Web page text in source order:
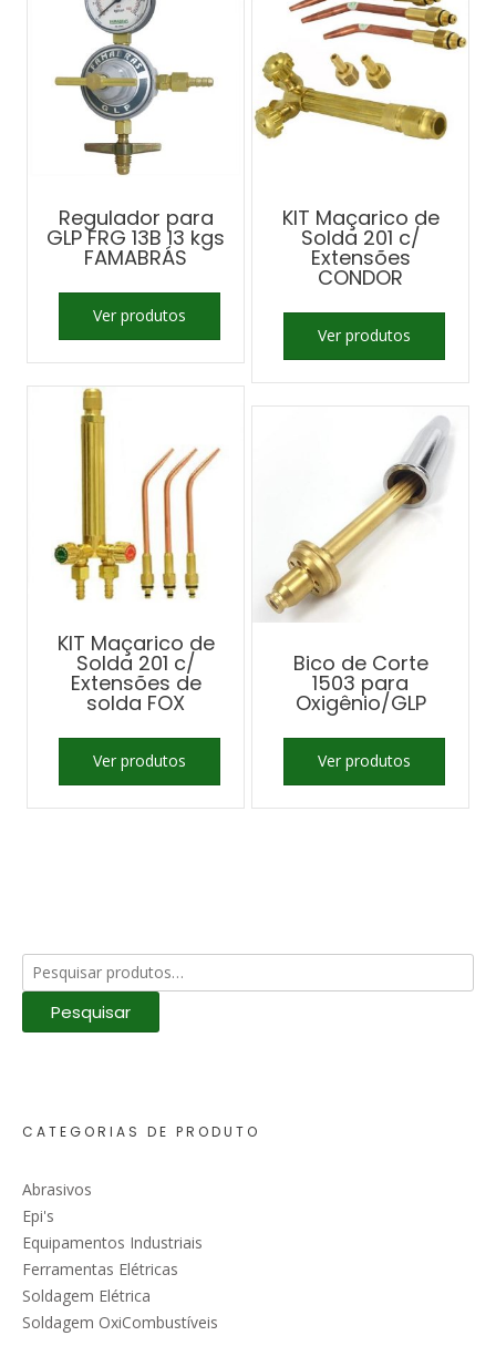
Regulador para
GLP FRG 13B 13 kgs
FAMABRÁS
Ver produtos
KIT Maçarico de
Solda 201 c/
Extensões
CONDOR
Ver produtos
KIT Maçarico de
Solda 201 c/
Extensões de
solda FOX
Ver produtos
Bico de Corte
1503 para
Oxigênio/GLP
Ver produtos
Pesquisar
por:
Pesquisar
CATEGORIAS DE PRODUTO
Abrasivos
Epi's
Equipamentos Industriais
Ferramentas Elétricas
Soldagem Elétrica
Soldagem OxiCombustíveis